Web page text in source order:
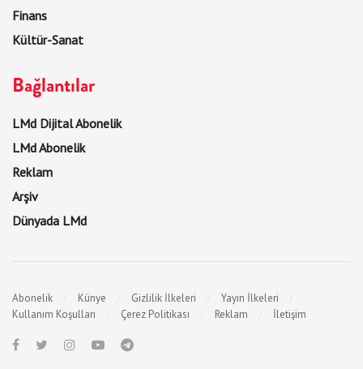
Finans
Kültür-Sanat
Bağlantılar
LMd Dijital Abonelik
LMd Abonelik
Reklam
Arşiv
Dünyada LMd
Abonelik Künye Gizlilik İlkeleri
Yayın İlkeleri
Kullanım Koşulları
Çerez Politikası Reklam İletişim